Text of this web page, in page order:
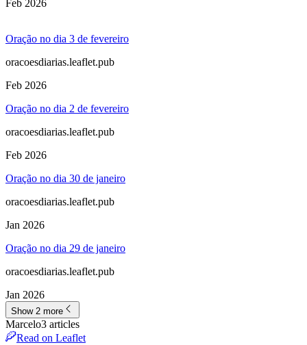
Feb 2026
Oração no dia 3 de fevereiro
oracoesdiarias.leaflet.pub
Feb 2026
Oração no dia 2 de fevereiro
oracoesdiarias.leaflet.pub
Feb 2026
Oração no dia 30 de janeiro
oracoesdiarias.leaflet.pub
Jan 2026
Oração no dia 29 de janeiro
oracoesdiarias.leaflet.pub
Jan 2026
Show 2 more
Marcelo3 articles
Read on Leaflet